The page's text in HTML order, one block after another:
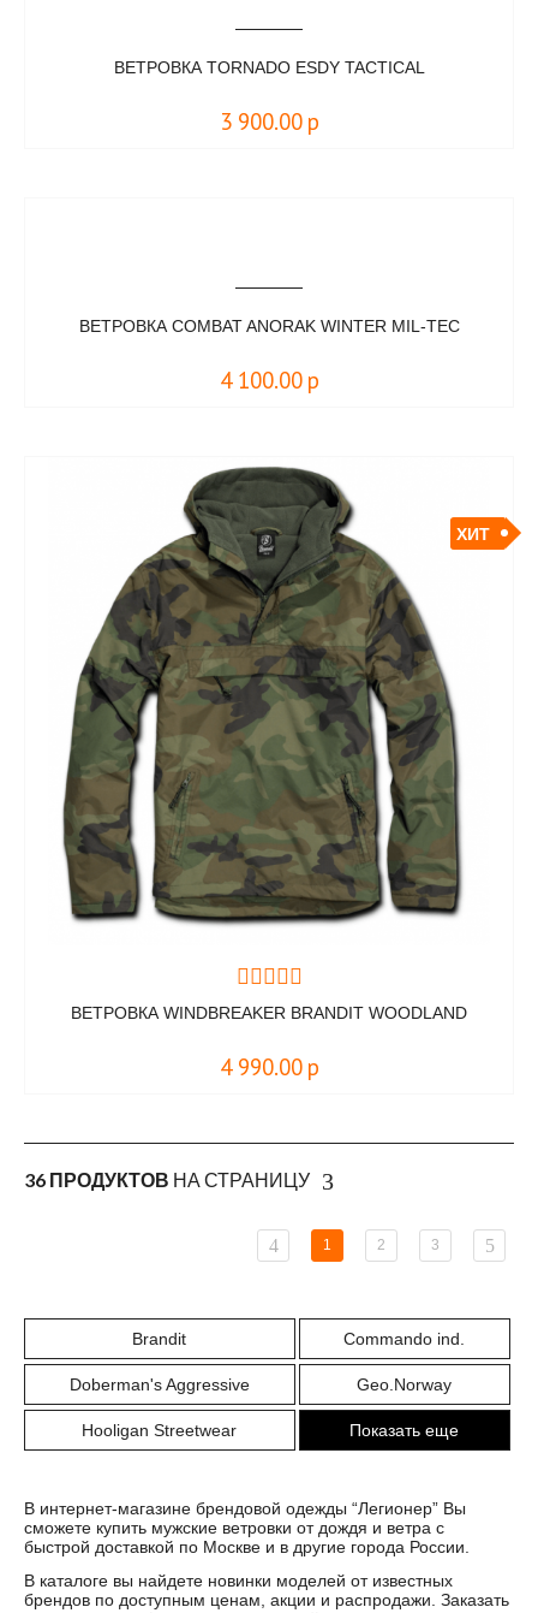
ВЕТРОВКА TORNADO ESDY TACTICAL
3 900.00 р
ВЕТРОВКА COMBAT ANORAK WINTER MIL-TEC
4 100.00 р
ХИТ
ВЕТРОВКА WINDBREAKER BRANDIT WOODLAND
4 990.00 р
36 ПРОДУКТОВ НА СТРАНИЦУ
1 2 3
Brandit Commando ind.
Doberman's Aggressive Geo.Norway
Hooligan Streetwear Показать еще
В интернет-магазине брендовой одежды “Легионер” Вы
сможете купить мужские ветровки от дождя и ветра с
быстрой доставкой по Москве и в другие города России.
В каталоге вы найдете новинки моделей от известных
брендов по доступным ценам, акции и распродажи. Заказать